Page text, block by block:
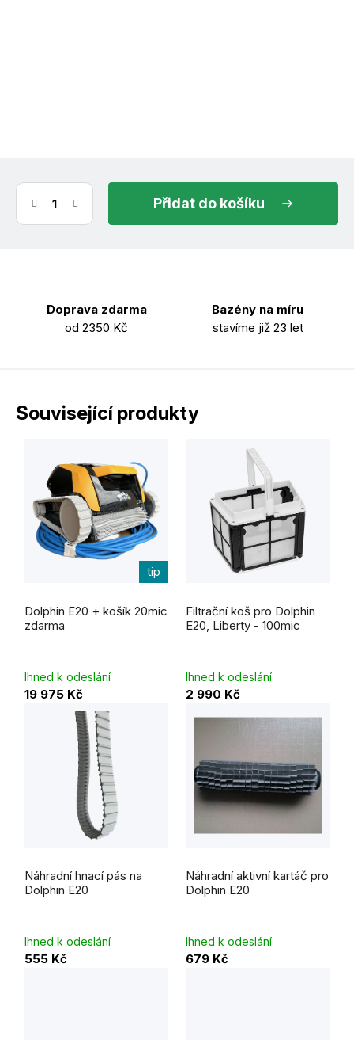
do košíku
Doprava zdarma
od 2350 Kč
Bazény na míru
stavíme již 23 let
Související produkty
tip
Dolphin E20 + košík 20mic
zdarma
Ihned k odeslání
19 975 Kč
Filtrační koš pro Dolphin
E20, Liberty - 100mic
Ihned k odeslání
2 990 Kč
Náhradní hnací pás na
Dolphin E20
Ihned k odeslání
555 Kč
Náhradní aktivní kartáč pro
Dolphin E20
Ihned k odeslání
679 Kč